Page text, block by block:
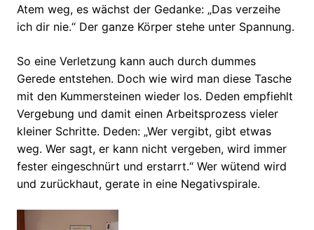
Atem weg, es wächst der Gedanke: „Das verzeihe
ich dir nie.“ Der ganze Körper stehe unter Spannung.
So eine Verletzung kann auch durch dummes
Gerede entstehen. Doch wie wird man diese Tasche
mit den Kummersteinen wieder los. Deden empfiehlt
Vergebung und damit einen Arbeitsprozess vieler
kleiner Schritte. Deden: „Wer vergibt, gibt etwas
weg. Wer sagt, er kann nicht vergeben, wird immer
fester eingeschnürt und erstarrt.“ Wer wütend wird
und zurückhaut, gerate in eine Negativspirale.